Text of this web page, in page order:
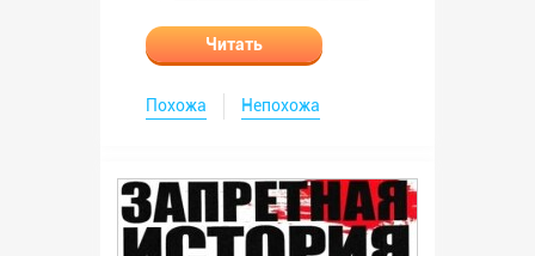
Читать
Похожа Непохожа